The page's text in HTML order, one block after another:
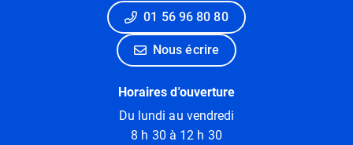
01 56 96 80 80
Nous écrire
Horaires d'ouverture
Du lundi au vendredi
8 h 30 à 12 h 30